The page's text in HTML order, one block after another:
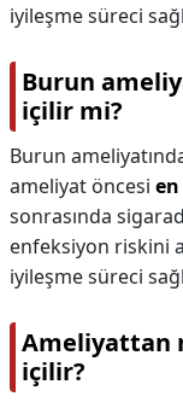
iyileşme süreci
Burun
içilir mi?
Burun
ameliyat öncesi en
sonrasında
enfeksiyon riskini
iyileşme süreci
Ameliyattan
içilir?